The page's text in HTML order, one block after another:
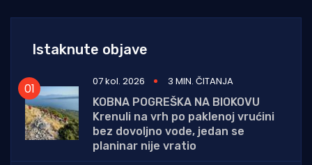
Istaknute objave
07 kol. 2026
3 MIN. ČITANJA
KOBNA POGREŠKA NA BIOKOVU
Krenuli na vrh po paklenoj vrućini
bez dovoljno vode, jedan se
planinar nije vratio